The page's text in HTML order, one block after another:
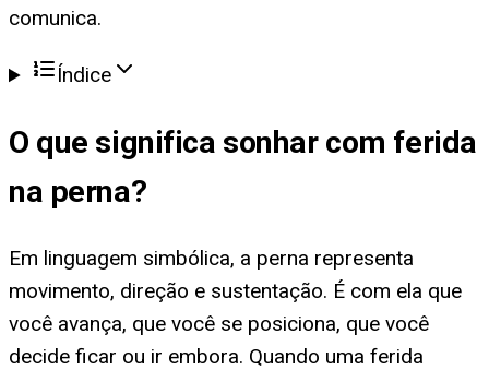
comunica.
Índice
O que significa sonhar com ferida
na perna?
Em linguagem simbólica, a perna representa
movimento, direção e sustentação. É com ela que
você avança, que você se posiciona, que você
decide ficar ou ir embora. Quando uma ferida